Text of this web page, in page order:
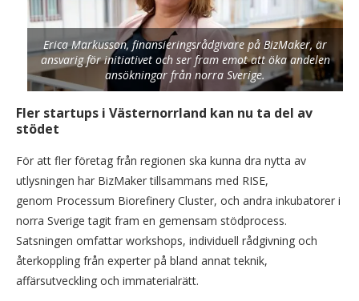
Erica Markusson, finansieringsrådgivare på BizMaker, är
ansvarig för initiativet och ser fram emot att öka andelen
ansökningar från norra Sverige.
Fler startups i Västernorrland kan nu ta del av
stödet
För att fler företag från regionen ska kunna dra nytta av
utlysningen har BizMaker tillsammans med RISE,
genom Processum Biorefinery Cluster, och andra inkubatorer i
norra Sverige tagit fram en gemensam stödprocess.
Satsningen omfattar workshops, individuell rådgivning och
återkoppling från experter på bland annat teknik,
affärsutveckling och immaterialrätt.